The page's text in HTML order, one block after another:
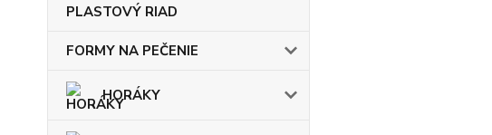
PLASTOVÝ RIAD
FORMY NA PEČENIE
HORÁKY